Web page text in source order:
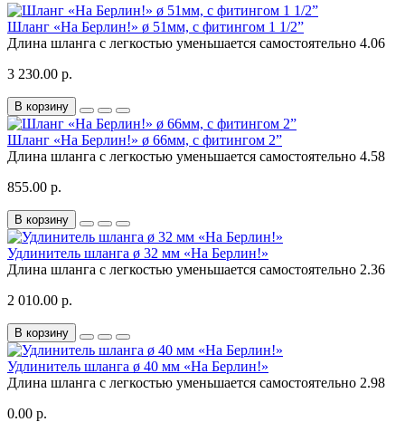
Шланг «На Берлин!» ø 51мм, с фитингом 1 1/2”
Длина шланга с легкостью уменьшается самостоятельно 4.06
3 230.00 р.
В корзину
Шланг «На Берлин!» ø 66мм, с фитингом 2”
Длина шланга с легкостью уменьшается самостоятельно 4.58
855.00 р.
В корзину
Удлинитель шланга ø 32 мм «На Берлин!»
Длина шланга с легкостью уменьшается самостоятельно 2.36
2 010.00 р.
В корзину
Удлинитель шланга ø 40 мм «На Берлин!»
Длина шланга с легкостью уменьшается самостоятельно 2.98
0.00 р.